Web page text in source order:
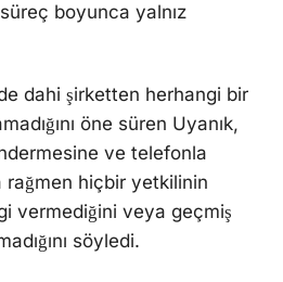
boyunca yalnız
dahi şirketten herhangi bir
öne süren Uyanık,
ve telefonla
rağmen hiçbir yetkilinin
vermediğini veya geçmiş
söyledi.